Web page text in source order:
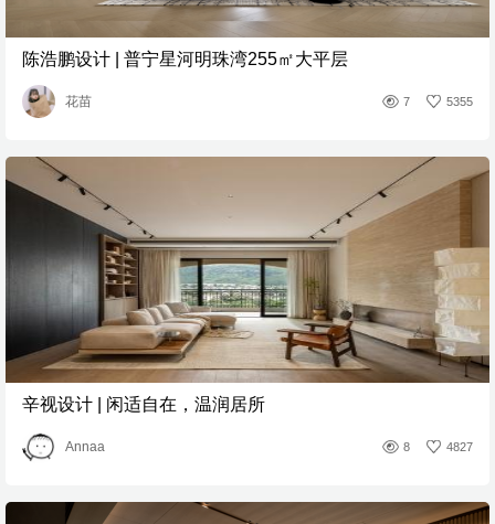
陈浩鹏设计 | 普宁星河明珠湾255㎡大平层
花苗 7 5355
辛视设计 | 闲适自在，温润居所
Annaa 8 4827